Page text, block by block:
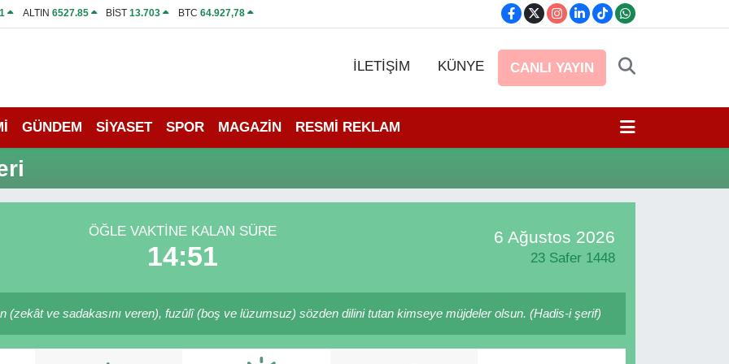
ALTIN 6527.85 BİST13.703 BTC 64.927,78
İLETİŞİM KÜNYE CANLI YAYIN
GÜNDEM SİYASET SPOR MAGAZİN RESMİ REKLAM
ÖĞLE VAKTINE KALAN SÜRE
14:51
6 Ağustos 2026
23 Safer 1448
(zekât ve sadakasını veren), fuzûlî (boş ve lüzumsuz) sözden dilini tutan kimseye müjdeler olsun. (Hadis-i şerif)